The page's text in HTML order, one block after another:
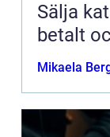
Sälja
betalt
Mikaela